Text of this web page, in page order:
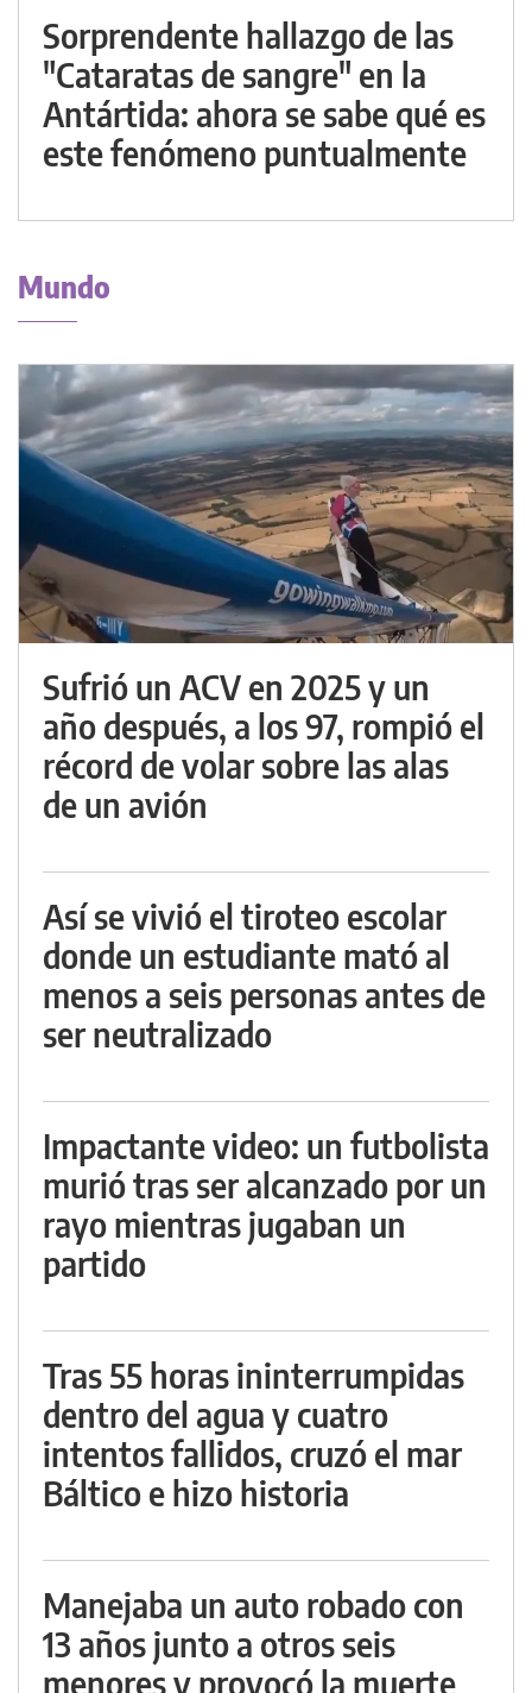
Sorprendente hallazgo de las
"Cataratas de sangre" en la
Antártida: ahora se sabe qué es
este fenómeno puntualmente
Mundo
Sufrió un ACV en 2025 y un
año después, a los 97, rompió el
récord de volar sobre las alas
de un avión
Así se vivió el tiroteo escolar
donde un estudiante mató al
menos a seis personas antes de
ser neutralizado
Impactante video: un futbolista
murió tras ser alcanzado por un
rayo mientras jugaban un
partido
Tras 55 horas ininterrumpidas
dentro del agua y cuatro
intentos fallidos, cruzó el mar
Báltico e hizo historia
Manejaba un auto robado con
13 años junto a otros seis
menores y provocó la muerte